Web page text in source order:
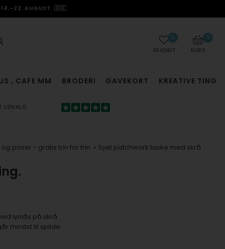
14.–22. AUGUST. 🇩🇰
0
KURV
0
FAVORIT
, CAFE MM BRODERI GAVEKORT KREATIVE TING
UDVALG
og poser - gratis trin for trin. » Syet patchwork taske med skrå
lynlås på skrå.
mindst til spilde.